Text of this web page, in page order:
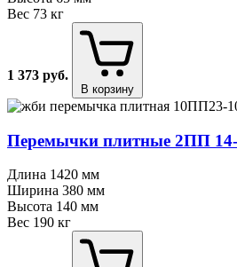
Вес 73 кг
1 373 руб.
В корзину
Перемычки плитные 2ПП
Длина 1420 мм
Ширина 380 мм
Высота 140 мм
Вес 190 кг